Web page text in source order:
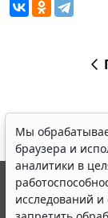
Мы
браузера и
аналитики в
исследований
© ООО "НПП
выпускается с